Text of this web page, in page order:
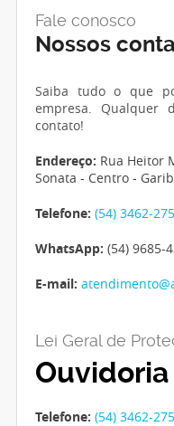
Fale conosco
Nossos
Saiba tudo o que
empresa. Qualquer
contato!
Endereço: Rua Heitor
Sonata - Centro -
Telefone: (54) 3462-
WhatsApp: (54) 9685-
E-mail:
Lei Geral de
Ouvidoria
Telefone: (54) 3462-